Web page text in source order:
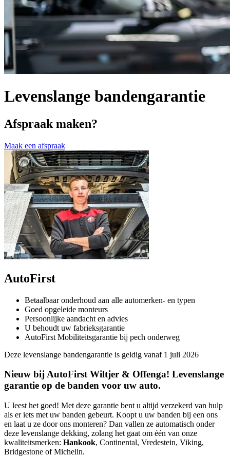
Levenslange bandengarantie
Afspraak maken?
Maak een afspraak
AutoFirst
Betaalbaar onderhoud aan alle automerken- en typen
Goed opgeleide monteurs
Persoonlijke aandacht en advies
U behoudt uw fabrieksgarantie
AutoFirst Mobiliteitsgarantie bij pech onderweg
Deze levenslange bandengarantie is geldig vanaf 1 juli 2026
Nieuw bij AutoFirst Wiltjer & Offenga! Levenslange
garantie op de banden voor uw auto.
U leest het goed! Met deze garantie bent u altijd verzekerd van hulp
als er iets met uw banden gebeurt. Koopt u uw banden bij een ons
en laat u ze door ons monteren? Dan vallen ze automatisch onder
deze levenslange dekking, zolang het gaat om één van onze
kwaliteitsmerken: Hankook, Continental, Vredestein, Viking,
Bridgestone of Michelin.